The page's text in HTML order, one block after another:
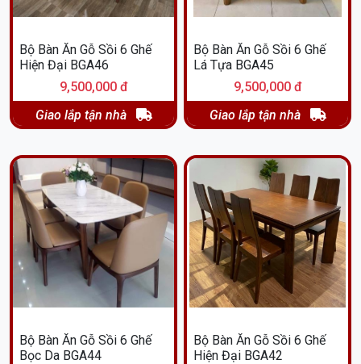
Bộ Bàn Ăn Gỗ Sồi 6 Ghế
Hiện Đại BGA46
9,500,000 đ
Giao lắp tận nhà
Bộ Bàn Ăn Gỗ Sồi 6 Ghế
Lá Tựa BGA45
9,500,000 đ
Giao lắp tận nhà
Bộ Bàn Ăn Gỗ Sồi 6 Ghế
Bọc Da BGA44
Bộ Bàn Ăn Gỗ Sồi 6 Ghế
Hiện Đại BGA42